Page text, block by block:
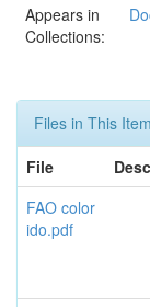
Appears in
Collections:
Files in This
File
FAO color
ido.pdf